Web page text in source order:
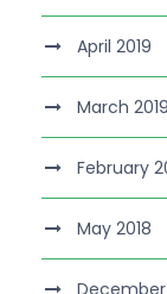
April 2019
March 2019
February
May 2018